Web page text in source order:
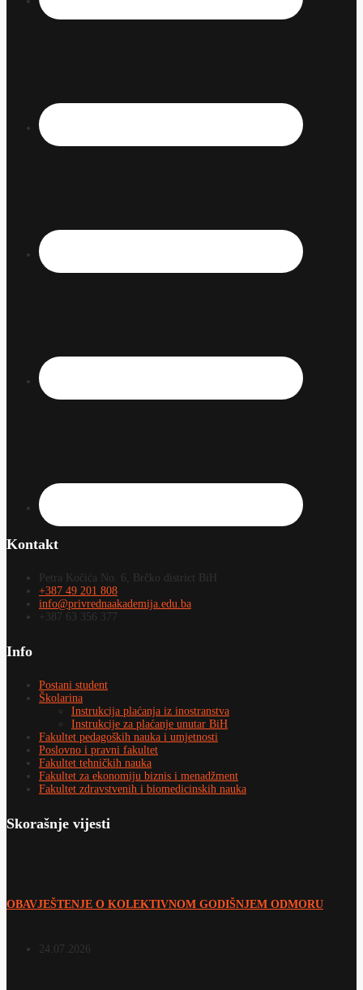
Kontakt
Petra Kočića No. 6, Brčko district BiH
+387 49 201 808
info@privrednaakademija.edu.ba
+387 63 356 377
Info
Postani student
Školarina
Instrukcija plaćanja iz inostranstva
Instrukcije za plaćanje unutar BiH
Fakultet pedagoških nauka i umjetnosti
Poslovno i pravni fakultet
Fakultet tehničkih nauka
Fakultet za ekonomiju biznis i menadžment
Fakultet zdravstvenih i biomedicinskih nauka
Skorašnje vijesti
OBAVJEŠTENJE O KOLEKTIVNOM GODIŠNJEM ODMORU
24.07.2026